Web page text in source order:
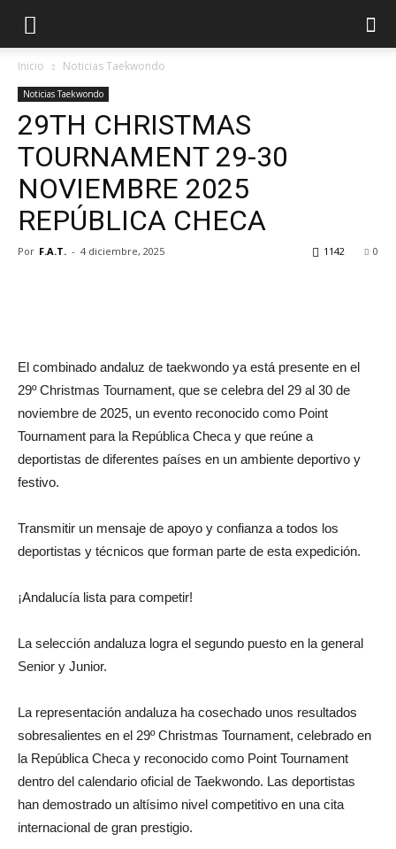
Inicio Noticias Taekwondo
Noticias Taekwondo
29TH CHRISTMAS
TOURNAMENT 29-30
NOVIEMBRE 2025
REPÚBLICA CHECA
Por F.A.T. - 4 diciembre, 2025 0
1142
El combinado andaluz de taekwondo ya está presente en el
29º Christmas Tournament, que se celebra del 29 al 30 de
noviembre de 2025, un evento reconocido como Point
Tournament para la República Checa y que reúne a
deportistas de diferentes países en un ambiente deportivo y
festivo.
Transmitir un mensaje de apoyo y confianza a todos los
deportistas y técnicos que forman parte de esta expedición.
¡Andalucía lista para competir!
La selección andaluza logra el segundo puesto en la general
Senior y Junior.
La representación andaluza ha cosechado unos resultados
sobresalientes en el 29º Christmas Tournament, celebrado en
la República Checa y reconocido como Point Tournament
dentro del calendario oficial de Taekwondo. Las deportistas
han demostrado un altísimo nivel competitivo en una cita
internacional de gran prestigio.